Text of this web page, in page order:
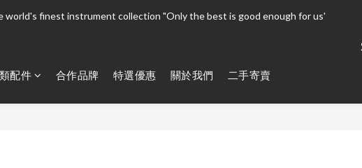
world's finest instrument collection "Only the best is good enough for us'
world's finest instrument collection "Only the best is good enough for us'
world's finest instrument collection "Only the best is good enough for us'
配件 合作品牌 特選優惠 關於我們 二手寄賣